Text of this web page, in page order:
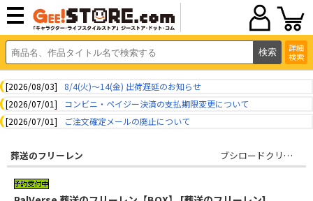
詳細
検索
[2026/08/03]
8/4(火)～14(金) 出荷遅延のお知らせ
[2026/07/01]
コンビニ・ペイジー決済の支払期限変更について
[2026/07/01]
ご注文確定メールの廃止について
葬送のフリーレン ブシロードクリエイティブ